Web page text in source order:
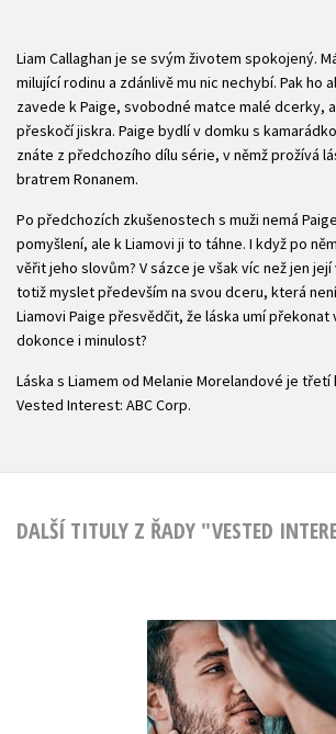
Liam Callaghan je se svým životem spokojený.
milující rodinu a zdánlivě mu nic nechybí. Pak ho
zavede k Paige, svobodné matce malé dcerky,
přeskočí jiskra. Paige bydlí v domku s
znáte z předchozího dílu série, v němž prožívá
bratrem Ronanem.
Po předchozích zkušenostech s muži nemá
pomyšlení, ale k Liamovi ji to táhne. I když po
věřit jeho slovům? V sázce je však víc než jen
totiž myslet především na svou dceru, která
Liamovi Paige přesvědčit, že láska umí překonat
dokonce i minulost?
Láska s Liamem od Melanie Morelandové je
Vested Interest: ABC Corp.
DALŠÍ TITULY Z ŘADY "VESTED
Čas pro Avu
Melanie Moreland